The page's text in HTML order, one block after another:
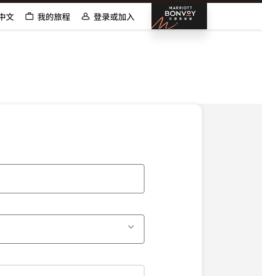
邦沃伊万
文 我的旅程 登录或加入